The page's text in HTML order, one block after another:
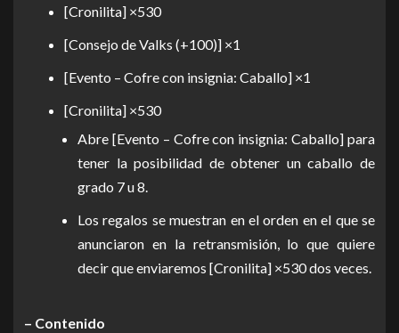
[Cronilita] ×530
[Consejo de Valks (+100)] ×1
[Evento – Cofre con insignia: Caballo] ×1
[Cronilita] ×530
Abre [Evento – Cofre con insignia: Caballo] para
tener la posibilidad de obtener un caballo de
grado 7 u 8.
Los regalos se muestran en el orden en el que se
anunciaron en la retransmisión, lo que quiere
decir que enviaremos [Cronilita] ×530 dos veces.
– Contenido